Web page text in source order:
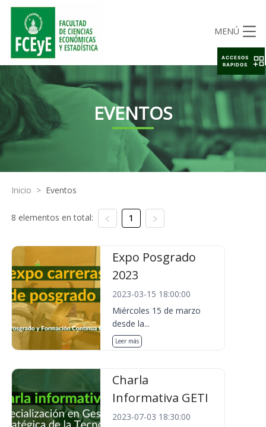
MENÚ
EVENTOS
Inicio > Eventos
8 elementos en total: 1
Expo Posgrado
2023
2023-03-15 18:00:00
Miércoles 15 de marzo
desde la...
Leer más
Charla
Informativa GETI
2023-07-03 18:30:00
ACCESOS
RAPIDOS